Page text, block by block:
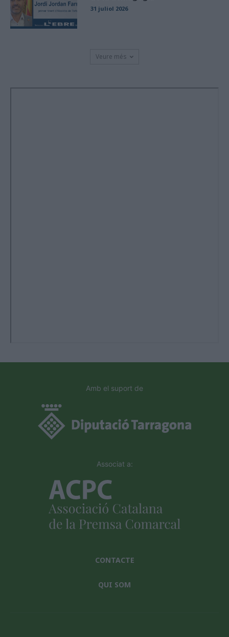
31 juliol 2026
Veure més
Amb el suport de
Associat a:
CONTACTE
QUI SOM